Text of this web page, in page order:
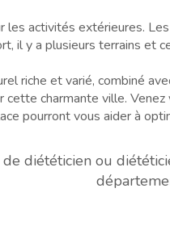
activités extérieures.
il y a plusieurs terrains
riche et varié, combiné
charmante ville.
pourront vous aider à
diététicien ou